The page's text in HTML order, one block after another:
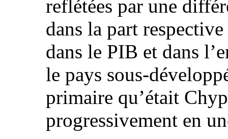
reflétées par une
dans la part
dans le PIB et dans
le pays sous-
primaire qu’était
progressivement en